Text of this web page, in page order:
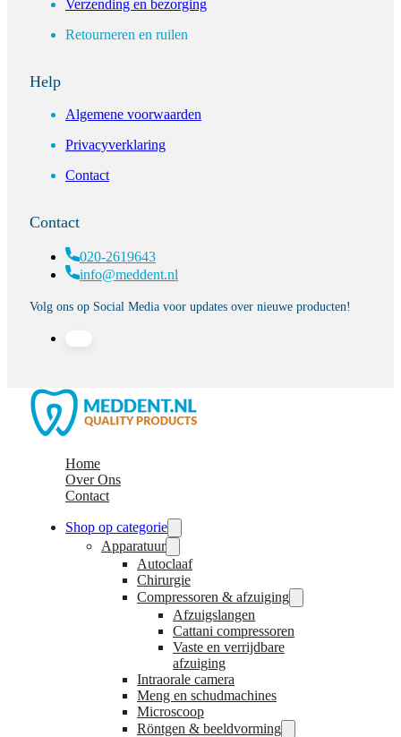
Verzending en bezorging
Retourneren en ruilen
Help
Algemene voorwaarden
Privacyverklaring
Contact
Contact
020-2619643
info@meddent.nl
Volg ons op Social Media voor updates over nieuwe producten!
Home
Over Ons
Contact
Shop op categorie
Apparatuur
Autoclaaf
Chirurgie
Compressoren & afzuiging
Afzuigslangen
Cattani compressoren
Vaste en verrijdbare
afzuiging
Intraorale camera
Meng en schudmachines
Microscoop
Röntgen & beeldvorming